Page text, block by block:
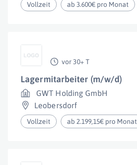
Vollzeit ab 3.600€ pro Monat
vor 30+ T
Lagermitarbeiter (m/w/d)
GWT Holding GmbH
Leobersdorf
Vollzeit ab 2.199,15€ pro Monat